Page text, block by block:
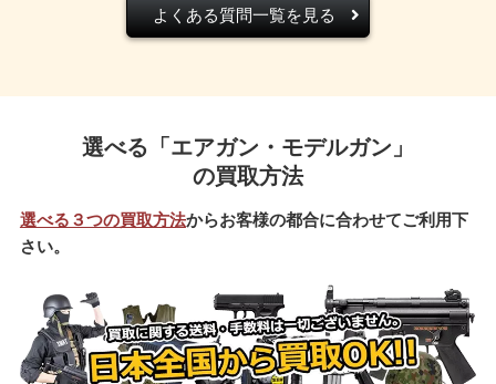
よくある質問一覧を見る
選べる「エアガン・モデルガン」
の買取方法
選べる３つの買取方法からお客様の都合に合わせてご利用下
さい。